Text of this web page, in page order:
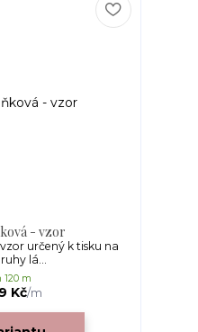
- vzor
určený k tisku na
lá...
Kč/m
120 m